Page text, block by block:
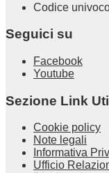
Codice
Seguici su
Facebook
Youtube
Sezione Link
Cookie policy
Note legali
Informativa
Ufficio